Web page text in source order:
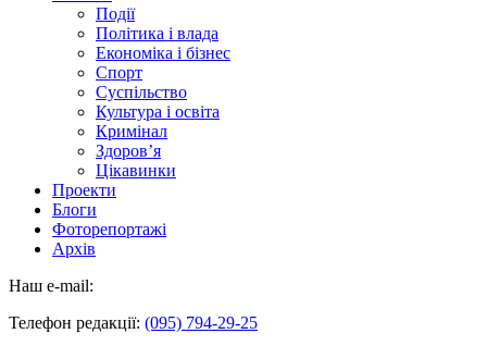
Події
Політика і влада
Економіка і бізнес
Спорт
Суспільство
Культура і освіта
Кримінал
Здоров’я
Цікавинки
Проекти
Блоги
Фоторепортажі
Архів
Наш e-mail:
Телефон редакції: (095) 794-29-25